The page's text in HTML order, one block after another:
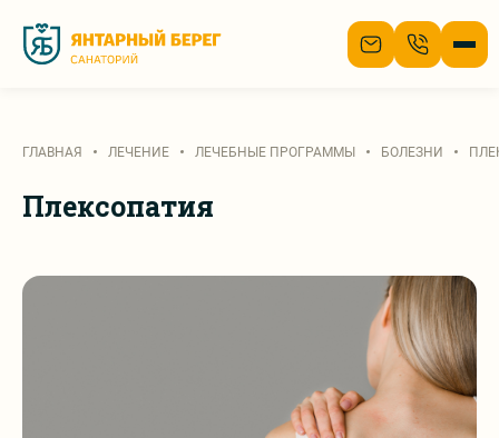
Лечение
ГЛАВНАЯ ЛЕЧЕНИЕ ЛЕЧЕБНЫЕ ПРОГРАММЫ БОЛЕЗНИ
Плексопатия